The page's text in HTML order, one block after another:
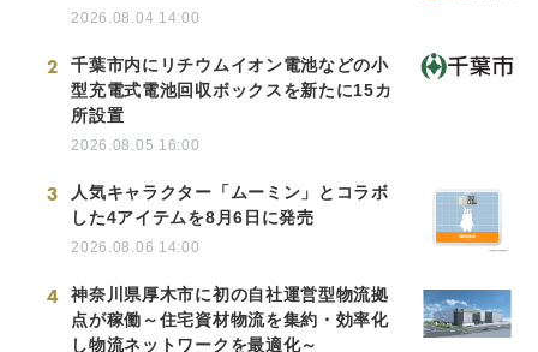
2026.08.04 14:00
2
千葉市内にリチウムイオン電池などの小
型充電式電池回収ボックスを新たに15カ
所設置
2026.08.05 16:00
3
人気キャラクター「ムーミン」とコラボ
した4アイテムを8月6日に発売
2026.08.06 14:00
4
神奈川県厚木市に初の自社運営型物流拠
点が稼働～住宅資材物流を集約・効率化
し物流ネットワークを最適化～